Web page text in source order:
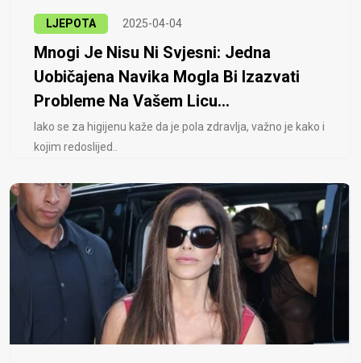
LJEPOTA 2025-04-04
Mnogi Je Nisu Ni Svjesni: Jedna
Uobičajena Navika Mogla Bi Izazvati
Probleme Na Vašem Licu...
Iako se za higijenu kaže da je pola zdravlja, važno je kako i
kojim redoslijed..